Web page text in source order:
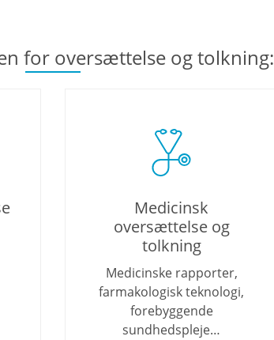
for oversættelse og tolkning:
Medicinsk
oversættelse og
tolkning
Medicinske rapporter,
farmakologisk teknologi,
forebyggende
sundhedspleje…